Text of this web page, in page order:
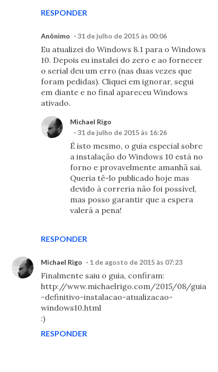
RESPONDER
Anônimo 31 de julho de 2015 às 00:06
Eu atualizei do Windows 8.1 para o Windows
10. Depois eu instalei do zero e ao fornecer
o serial deu um erro (nas duas vezes que
foram pedidas). Cliquei em ignorar, segui
em diante e no final apareceu Windows
ativado.
RESPONDER
Michael Rigo
31 de julho de 2015 às 16:26
É isto mesmo, o guia especial sobre
a instalação do Windows 10 está no
forno e provavelmente amanhã sai.
Queria tê-lo publicado hoje mas
devido à correria não foi possível,
mas posso garantir que a espera
valerá a pena!
Michael Rigo 1 de agosto de 2015 às 07:23
Finalmente saiu o guia, confiram:
http://www.michaelrigo.com/2015/08/guia
-definitivo-instalacao-atualizacao-
windows10.html
:)
RESPONDER